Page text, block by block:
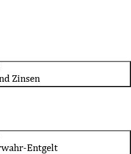
Zinsen
Entgelt